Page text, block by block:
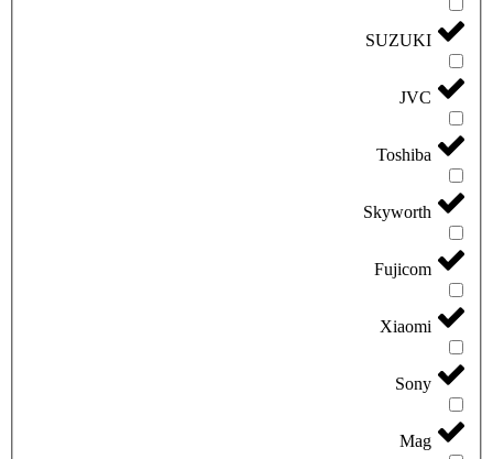
SUZUKI
JVC
Toshiba
Skyworth
Fujicom
Xiaomi
Sony
Mag